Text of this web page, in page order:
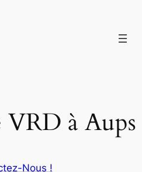
à Aups
Nous !